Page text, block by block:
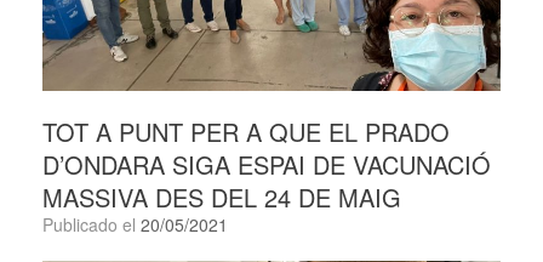
TOT A PUNT PER A QUE EL PRADO
D’ONDARA SIGA ESPAI DE VACUNACIÓ
MASSIVA DES DEL 24 DE MAIG
Publicado el 20/05/2021